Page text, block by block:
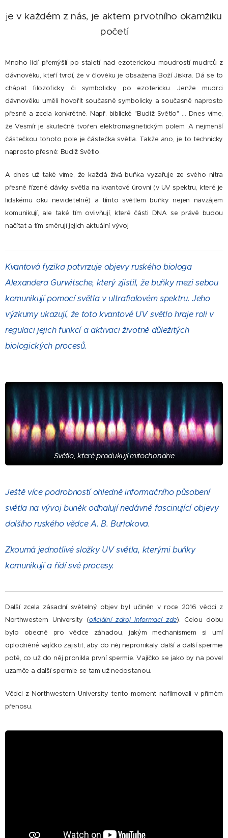
je v každém z nás, je aktem prvotního okamžiku
početí
Mnoho lidí přemýšlí po staletí nad ezoterickou moudrostí mudrců z
dávnověku, kteří tvrdí, že v člověku je obsažena Boží Jiskra. Dá se to
chápat filozoficky či symbolicky po ezotericku. Jenže mudrci
dávnověku uměli hovořit současně symbolicky a současně naprosto
přesně a zcela konkrétně. Např. biblické "Budiž Světlo" … Dnes víme,
že Vesmír je skutečně tvořen elektromagnetickým polem. A nejmenší
částečkou tohoto pole je částečka světla. Takže ano, je to technicky
naprosto přesné: Budiž Světlo.
A dnes už také víme, že každá živá buňka vyzařuje ze svého nitra
přesně řízené dávky světla na kvantové úrovni (v UV spektru, které je
lidskému oku nevidetelné) a tímto světlem buňky nejen navzájem
komunikují, ale také tím ovlivňují, které části DNA se právě budou
načítat a tím směrují jejich aktuální vývoj.
Kvantová fyzika potvrzuje objevy ruského biologa
Alexandera Gurwitsche, který zjistil, že buňky mezi sebou
komunikují pomocí světla v ultrafialovém spektru. Jeho
výzkumy ukazují, že toto kvantové UV světlo hraje roli v
regulaci jejich funkcí a aktivaci životně důležitých
biologických procesů.
Světlo, které produkují mitochondrie
Ještě více podrobností ohledně informačního působení
světla na vývoj buněk odhalují nedávné fascinující objevy
dalšího ruského vědce A. B. Burlakova.
Zkoumá jednotlivé složky UV světla, kterými buňky
komunikují a řídí své procesy.
Další zcela zásadní světelný objev byl učiněn v roce 2016 vědci z
Northwestern University (oficiální zdroj informací zde). Celou dobu
bylo obecně pro vědce záhadou, jakým mechanismem si umí
oplodněné vajíčko zajistit, aby do něj nepronikaly další a další spermie
poté, co už do něj pronikla první spermie. Vajíčko se jako by na povel
uzamče a další spermie se tam už nedostanou.
Vědci z Northwestern University tento moment nafilmovali v přímém
přenosu.